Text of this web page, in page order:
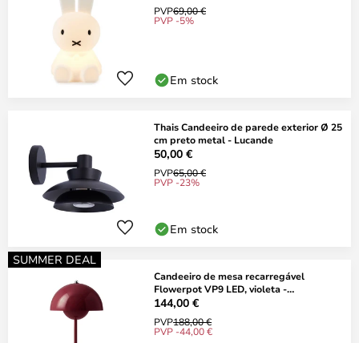
PVP69,00 €
PVP -5%
Em stock
Thais Candeeiro de parede exterior Ø 25
cm preto metal - Lucande
50,00 €
PVP65,00 €
PVP -23%
Em stock
SUMMER DEAL
Candeeiro de mesa recarregável
Flowerpot VP9 LED, violeta -
&TRADITION
144,00 €
PVP188,00 €
PVP -44,00 €